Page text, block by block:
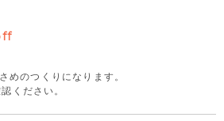
のつくりになります。
ください。